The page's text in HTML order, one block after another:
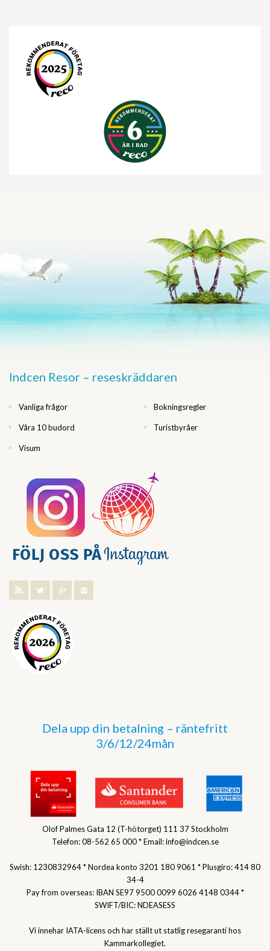
Indcen Resor – reseskräddaren
Vanliga frågor Bokningsregler
Våra 10 budord Turistbyråer
Visum
Dela upp din betalning – räntefritt
3/6/12/24mån
Olof Palmes Gata 12 (T-hötorget) 111 37 Stockholm
Telefon: 08-562 65 000 * Email: info@indcen.se
Swish: 1230832964 * Nordea konto 3201 180 9061 * Plusgiro: 414 80
34-4
Pay from overseas: IBAN SE97 9500 0099 6026 4148 0344 *
SWIFT/BIC: NDEASESS
Vi innehar IATA-licens och har ställt ut statlig resegaranti hos
Kammarkollegiet.